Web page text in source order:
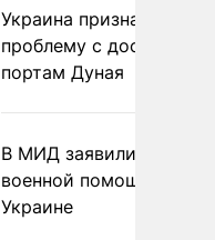
Украина признала
проблему с доступом к
портам Дуная
В МИД заявили о
военной помощи
Украине